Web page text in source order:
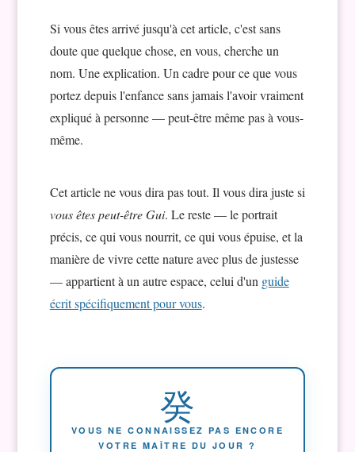
Si vous êtes arrivé jusqu'à cet article, c'est sans
doute que quelque chose, en vous, cherche un
nom. Une explication. Un cadre pour ce que vous
portez depuis l'enfance sans jamais l'avoir vraiment
expliqué à personne — peut-être même pas à vous-
même.
Cet article ne vous dira pas tout. Il vous dira juste si
vous êtes peut-être Gui. Le reste — le portrait
précis, ce qui vous nourrit, ce qui vous épuise, et la
manière de vivre cette nature avec plus de justesse
— appartient à un autre espace, celui d'un guide
écrit spécifiquement pour vous.
癸
VOUS NE CONNAISSEZ PAS ENCORE
VOTRE MAÎTRE DU JOUR ?